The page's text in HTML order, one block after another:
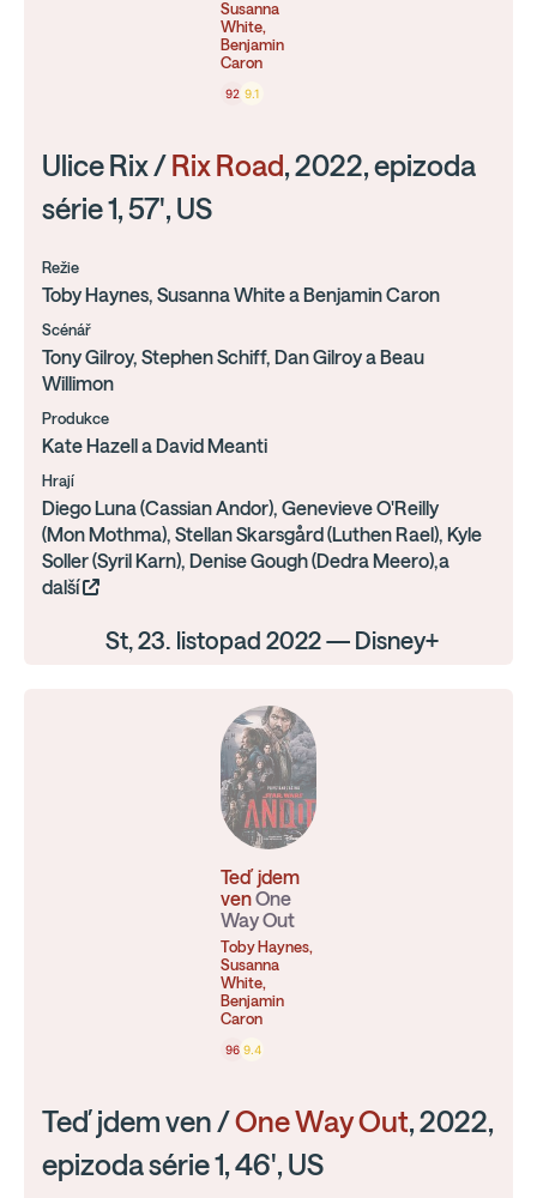
Susanna
White,
Benjamin
Caron
92 9.1
Ulice Rix / Rix Road, 2022, epizoda
série 1, 57', US
Režie
Toby Haynes, Susanna White a Benjamin Caron
Scénář
Tony Gilroy, Stephen Schiff, Dan Gilroy a Beau
Willimon
Produkce
Kate Hazell a David Meanti
Hrají
Diego Luna (Cassian Andor), Genevieve O'Reilly
(Mon Mothma), Stellan Skarsgård (Luthen Rael), Kyle
Soller (Syril Karn), Denise Gough (Dedra Meero),a
další
St, 23. listopad 2022 — Disney+
Teď jdem
venOne
Way Out
Toby Haynes,
Susanna
White,
Benjamin
Caron
96 9.4
Teď jdem ven /One Way Out, 2022,
epizoda série 1, 46', US